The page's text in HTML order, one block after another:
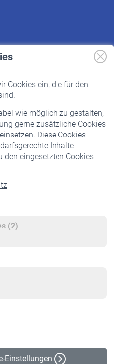
Cookies ein, die für den
wie möglich zu gestalten,
gerne zusätzliche Cookies
Diese Cookies
Inhalte
den eingesetzten Cookies
(2)
Einstellungen